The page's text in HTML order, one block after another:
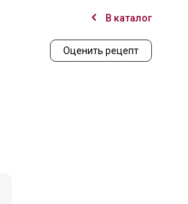
В каталог
Оценить рецепт